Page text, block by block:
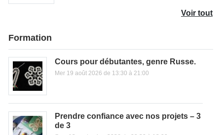
Voir tout
Formation
Cours pour débutantes, genre Russe.
Mer 19 août 2026 de 13:30 à 21:00
Prendre confiance avec nos projets – 3
de 3